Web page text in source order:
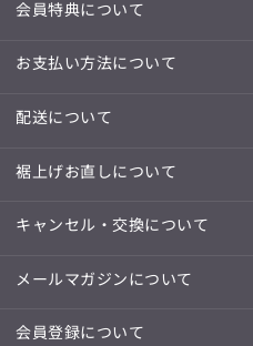
会員特典について
お支払い方法について
配送について
裾上げお直しについて
キャンセル・交換について
メールマガジンについて
会員登録について